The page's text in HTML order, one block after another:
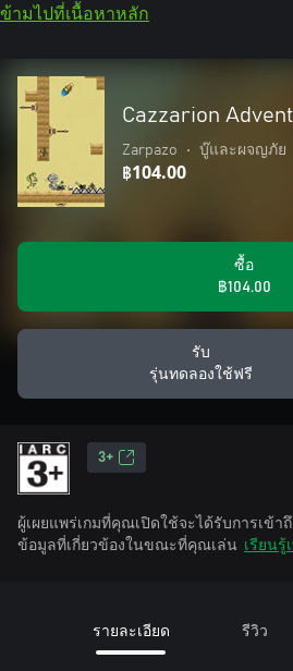
ข้ามไปที่เนื้อหาหลัก
Cazzarion
Zarpazo • บู๊และผจญภัย
฿104.00
ซื้อ
฿104.00
รับ
รุ่นทดลองใช้ฟรี
3+
ผู้เผยแพร่เกมที่คุณเปิดใช้จะได้รับการเข้า
ข้อมูลที่เกี่ยวข้องในขณะที่คุณเล่น เรียนรู้
รายละเอียด รีวิว